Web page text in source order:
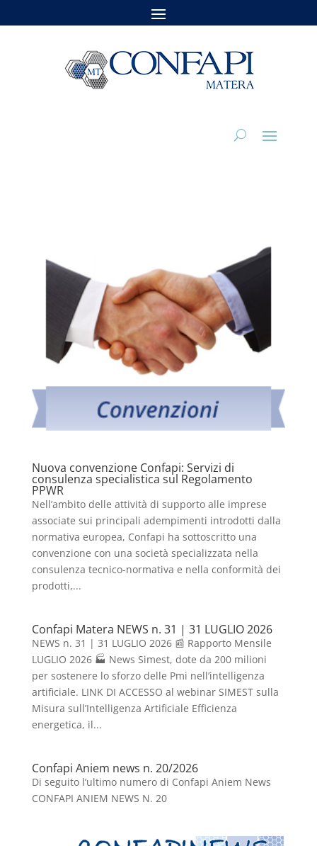
Nuova convenzione Confapi: Servizi di
consulenza specialistica sul Regolamento
PPWR
Nell’ambito delle attività di supporto alle imprese
associate sui principali adempimenti introdotti dalla
normativa europea, Confapi ha sottoscritto una
convenzione con una società specializzata nella
consulenza tecnico-normativa e nella conformità dei
prodotti,...
Confapi Matera NEWS n. 31 | 31 LUGLIO 2026
NEWS n. 31 | 31 LUGLIO 2026 📰 Rapporto Mensile
LUGLIO 2026 🏭 News Simest, dote da 200 milioni
per sostenere lo sforzo delle Pmi nell’intelligenza
artificiale. LINK DI ACCESSO al webinar SIMEST sulla
Misura sull’Intelligenza Artificiale Efficienza
energetica, il...
Confapi Aniem news n. 20/2026
Di seguito l’ultimo numero di Confapi Aniem News
CONFAPI ANIEM NEWS N. 20